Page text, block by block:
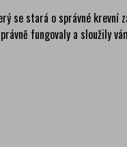
se stará o správné krevní
fungovaly a sloužily